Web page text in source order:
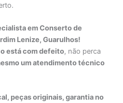
em Conserto de
Lenize, Guarulhos!
está com defeito, não perca
um atendimento técnico
peças originais, garantia no